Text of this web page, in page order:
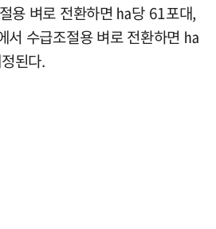
용 벼로 전환하면 ㏊당 61포대,
서 수급조절용 벼로 전환하면 ㏊
된다.